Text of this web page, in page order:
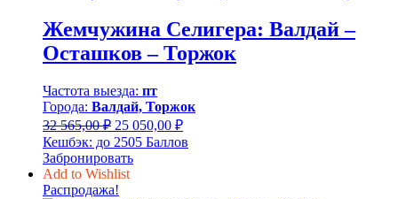
Жемчужина Селигера: Валдай –
Осташков – Торжок
Частота выезда: пт
Города: Валдай, Торжок
32 565,00₽ Первоначальная
цена
составляла
32
565,00 ₽.
25 050,00 ₽Текущая
цена:
25
Кешбэк: до 2505 Баллов
Забронировать
Add to Wishlist
Распродажа!